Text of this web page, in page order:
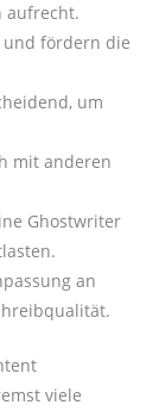
aufrecht.
und fördern die
um
mit anderen
Ghostwriter
an
viele